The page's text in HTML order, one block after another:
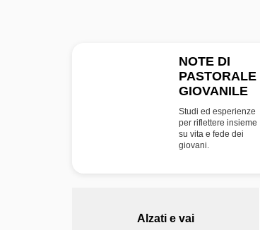
NOTE DI
PASTORALE
GIOVANILE
Studi ed esperienze
per riflettere insieme
su vita e fede dei
giovani.
Alzati e vai